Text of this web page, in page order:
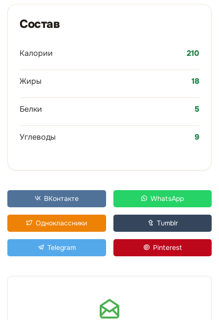
Состав
Калории 210
Жиры 18
Белки 5
Углеводы 9
ВКонтакте WhatsApp
Одноклассники Tumblr
Telegram Pinterest